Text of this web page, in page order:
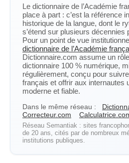
Le dictionnaire de l’Académie
place à part : c’est la référence
historique de la langue, dont le
s’étend sur plusieurs décennies
Pour un point de vue
dictionnaire de l’Académie
Dictionnaire.com assume un
dictionnaire 100 % numérique,
régulièrement, conçu pour
français et offrir aux internautes
moderne et fiable.
Dans le même réseau :
Correcteur.com
Réseau Semantiak : sites
de 20 ans, cités par de nombreux
institutions publiques.